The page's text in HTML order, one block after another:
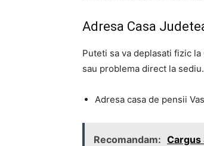
Adresa Casa
Puteti sa va deplasati fizic
sau problema direct la sediu.
Adresa casa de pensii
Recomandam: Cargus